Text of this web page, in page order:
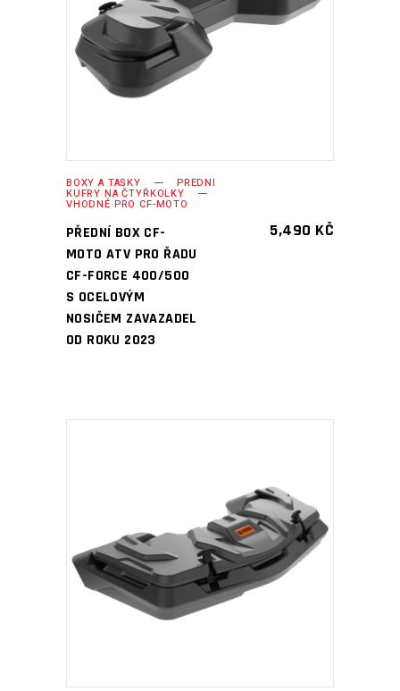
PŘIDAT DO KOŠÍKU
BOXY A TAŠKY PŘEDNÍ
KUFRY NA ČTYŘKOLKY
VHODNÉ PRO CF-MOTO
PŘEDNÍ BOX CF-
MOTO ATV PRO ŘADU
CF-FORCE 400/500
S OCELOVÝM
NOSIČEM ZAVAZADEL
OD ROKU 2023
5,490 KČ
PŘIDAT DO KOŠÍKU